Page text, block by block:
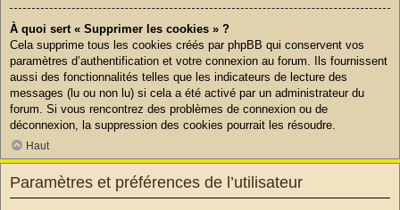
À quoi sert « Supprimer les cookies » ?
Cela supprime tous les cookies créés par phpBB qui conservent vos
paramètres d’authentification et votre connexion au forum. Ils fournissent
aussi des fonctionnalités telles que les indicateurs de lecture des
messages (lu ou non lu) si cela a été activé par un administrateur du
forum. Si vous rencontrez des problèmes de connexion ou de
déconnexion, la suppression des cookies pourrait les résoudre.
Haut
Paramètres et préférences de l’utilisateur